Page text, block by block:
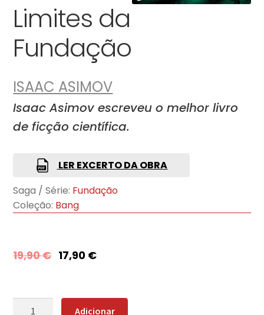
Limites da
Fundação
ISAAC ASIMOV
Isaac Asimov escreveu o melhor livro
de ficção científica.
LER EXCERTO DA OBRA
Saga / Série: Fundação
Coleção: Bang
19,90€ 17,90 €
Quantidade
Adicionar